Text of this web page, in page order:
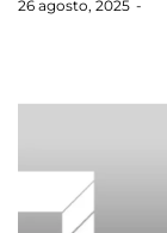
Posted
26 agosto, 2025